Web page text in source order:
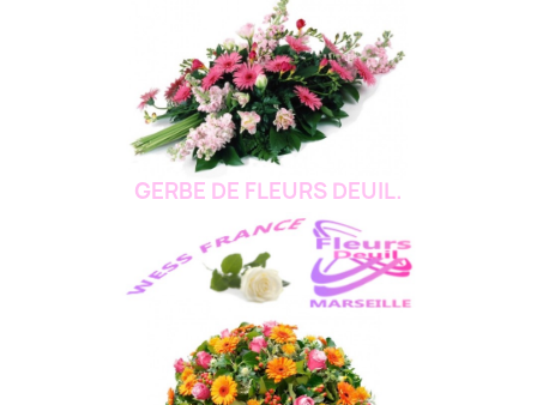
GERBE DE FLEURS DEUIL.